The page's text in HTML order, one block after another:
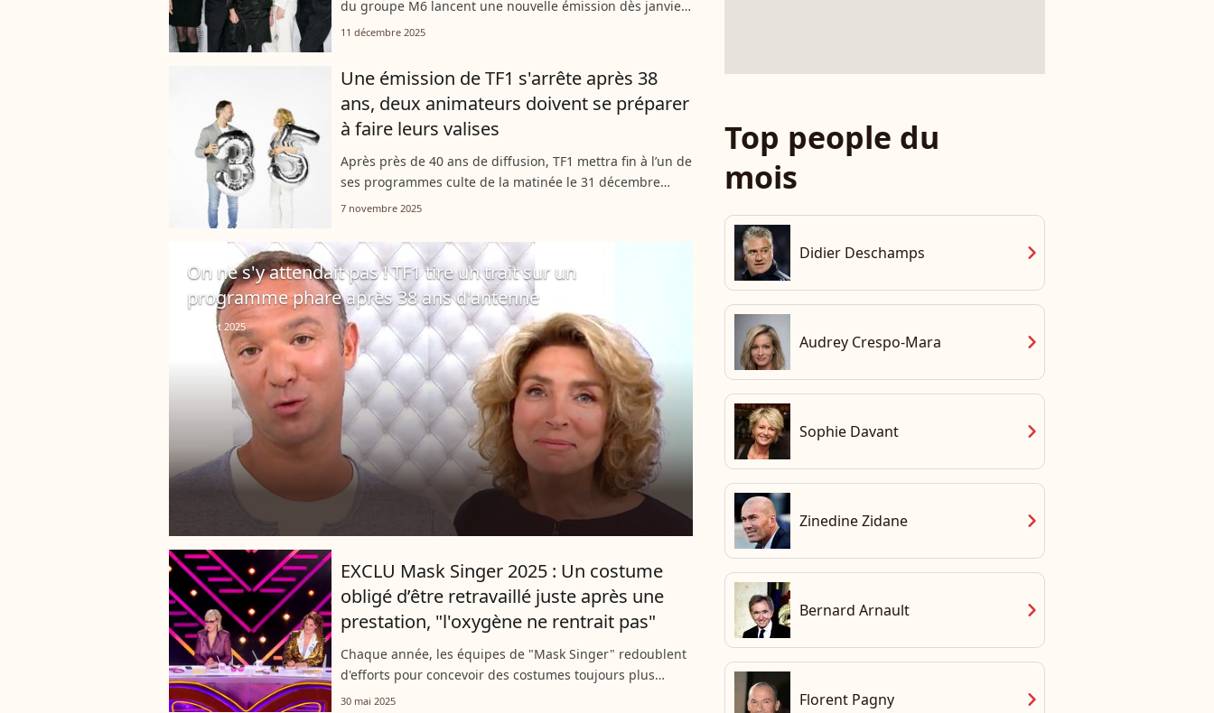
du groupe M6 lancent une nouvelle émission dès janvier.
L'une des animatrices prévues quitte un programme qui
11 décembre 2025
Une émission de TF1 s'arrête après 38
ans, deux animateurs doivent se préparer
à faire leurs valises
Après près de 40 ans de diffusion, TF1 mettra fin à l’un de
ses programmes culte de la matinée le 31 décembre
prochain. La chaîne justifie cette décision par des
7 novembre 2025
On ne s'y attendait pas ! TF1 tire un trait sur un
programme phare après 38 ans d'antenne
9 juillet 2025
EXCLU Mask Singer 2025 : Un costume
obligé d’être retravaillé juste après une
prestation, "l'oxygène ne rentrait pas"
Chaque année, les équipes de "Mask Singer" redoublent
d'efforts pour concevoir des costumes toujours plus
impressionnants. Ceux-ci ne sont cependant pas
30 mai 2025
Top people du
mois
Didier Deschamps chevron_right
Audrey Crespo-Mara chevron_right
Sophie Davant chevron_right
Zinedine Zidane chevron_right
Bernard Arnault chevron_right
Florent Pagny chevron_right